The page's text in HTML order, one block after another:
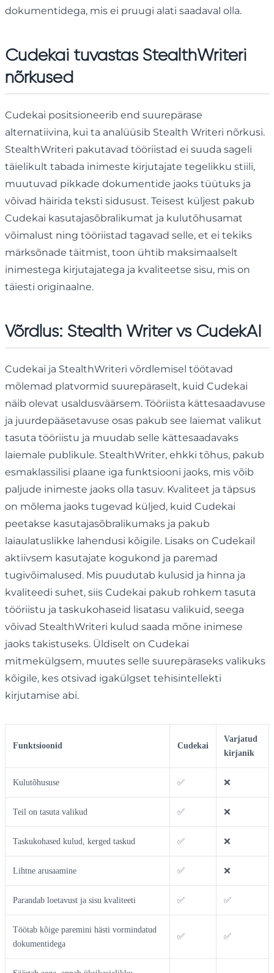
dokumentidega, mis ei pruugi alati saadaval olla.
Cudekai tuvastas StealthWriteri
nõrkused
Cudekai positsioneerib end suurepärase
alternatiivina, kui ta analüüsib Stealth Writeri nõrkusi.
StealthWriteri pakutavad tööriistad ei suuda sageli
täielikult tabada inimeste kirjutajate tegelikku stiili,
muutuvad pikkade dokumentide jaoks tüütuks ja
võivad häirida teksti sidusust. Teisest küljest pakub
Cudekai kasutajasõbralikumat ja kulutõhusamat
võimalust ning tööriistad tagavad selle, et ei tekiks
märksõnade täitmist, toon ühtib maksimaalselt
inimestega kirjutajatega ja kvaliteetse sisu, mis on
täiesti originaalne.
Võrdlus: Stealth Writer vs CudekAI
Cudekai ja StealthWriteri võrdlemisel töötavad
mõlemad platvormid suurepäraselt, kuid Cudekai
näib olevat usaldusväärsem. Tööriista kättesaadavuse
ja juurdepääsetavuse osas pakub see laiemat valikut
tasuta tööriistu ja muudab selle kättesaadavaks
laiemale publikule. StealthWriter, ehkki tõhus, pakub
esmaklassilisi plaane iga funktsiooni jaoks, mis võib
paljude inimeste jaoks olla tasuv. Kvaliteet ja täpsus
on mõlema jaoks tugevad küljed, kuid Cudekai
peetakse kasutajasõbralikumaks ja pakub
laiaulatuslikke lahendusi kõigile. Lisaks on Cudekail
aktiivsem kasutajate kogukond ja paremad
tugivõimalused. Mis puudutab kulusid ja hinna ja
kvaliteedi suhet, siis Cudekai pakub rohkem tasuta
tööriistu ja taskukohaseid lisatasu valikuid, seega
võivad StealthWriteri kulud saada mõne inimese
jaoks takistuseks. Üldiselt on Cudekai
mitmekülgsem, muutes selle suurepäraseks valikuks
kõigile, kes otsivad igakülgset tehisintellekti
kirjutamise abi.
Funktsioonid Cudekai
Varjatud
kirjanik
Kulutõhususe ✅ ❌
Teil on tasuta valikud ✅ ❌
Taskukohased kulud, kerged taskud ✅ ❌
Lihtne arusaamine ✅ ❌
Parandab loetavust ja sisu kvaliteeti ✅ ✅
Töötab kõige paremini hästi vormindatud
dokumentidega
✅ ✅